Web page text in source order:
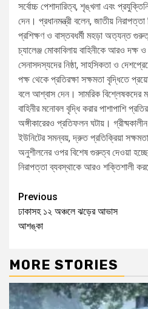
সর্বোচ্চ পেশাদারিত্ব, শৃঙ্খলা এবং
দেন। প্রধানমন্ত্রী বলেন, জাতীয় নিরাপত্তা
প্রশিক্ষণ ও বাস্তবধর্মী মহড়া অত্যন্ত
চ্যালেঞ্জ মোকাবিলায় বাহিনীকে আরও
সেনাসদস্যদের নিষ্ঠা, সাহসিকতা ও
পক্ষ থেকে প্রতিরক্ষা সক্ষমতা বৃদ্ধিতে
বলে আশ্বাস দেন। সামরিক বিশ্লেষকদের
বাহিনীর মনোবল বৃদ্ধি করার পাশাপাশি
অঙ্গীকারেরও প্রতিফলন ঘটায়।
ইউনিটের সমন্বয়, দ্রুত প্রতিক্রিয়া
অনুশীলনের ওপর বিশেষ গুরুত্ব দেওয়া হচ্ছে,
নিরাপত্তা ব্যবস্থাকে আরও শক্তিশালী
Previous
ঢাকাসহ ১২ অঞ্চলে ঝড়ের আভাস
আশঙ্কা
MORE STORIES